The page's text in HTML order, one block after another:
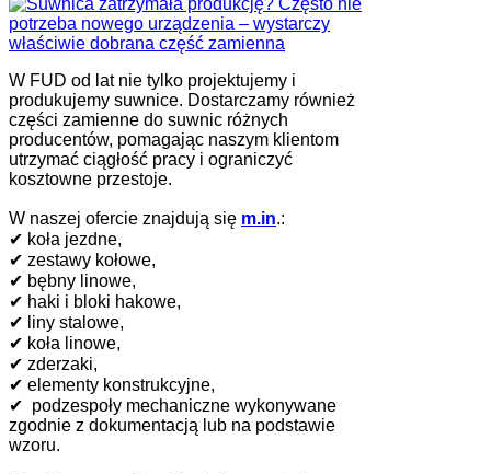
W FUD od lat nie tylko projektujemy i
produkujemy suwnice. Dostarczamy również
części zamienne do suwnic różnych
producentów, pomagając naszym klientom
utrzymać ciągłość pracy i ograniczyć
kosztowne przestoje.
W naszej ofercie znajdują się m.in.:
✔ koła jezdne,
✔ zestawy kołowe,
✔ bębny linowe,
✔ haki i bloki hakowe,
✔ liny stalowe,
✔ koła linowe,
✔ zderzaki,
✔ elementy konstrukcyjne,
✔ podzespoły mechaniczne wykonywane
zgodnie z dokumentacją lub na podstawie
wzoru.